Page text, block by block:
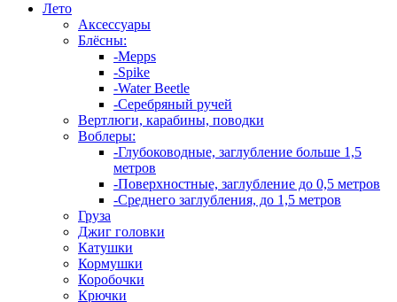
Лето
Аксессуары
Блёсны:
-Mepps
-Spike
-Water Beetle
-Серебряный ручей
Вертлюги, карабины, поводки
Воблеры:
-Глубоководные, заглубление больше 1,5
метров
-Поверхностные, заглубление до 0,5 метров
-Среднего заглубления, до 1,5 метров
Груза
Джиг головки
Катушки
Кормушки
Коробочки
Крючки